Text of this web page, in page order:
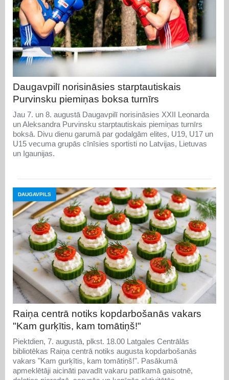
Daugavpilī norisināsies starptautiskais
Purvinsku piemiņas boksa turnīrs
Jau 7. un 8. augustā Daugavpilī norisināsies XXII Leonarda
un Aleksandra Purvinsku starptautiskais piemiņas turnīrs
boksā. Divu dienu garumā par godalgām elites, U19, U17 un
U15 vecuma grupās cīnīsies sportisti no Latvijas, Lietuvas
un Igaunijas.
DAUGAVPILS
Raiņa centrā notiks kopdarbošanās vakars
"Kam gurķītis, kam tomātiņš!"
Piektdien, 7. augustā, plkst. 18.00 Latgales Centrālās
bibliotēkas Raiņa centrā notiks augusta kopdarbošanās
vakars "Kam gurķītis, kam tomātiņš!". Pasākumā
apmeklētāji aicināti pavadīt vakaru patīkamā gaisotnē,